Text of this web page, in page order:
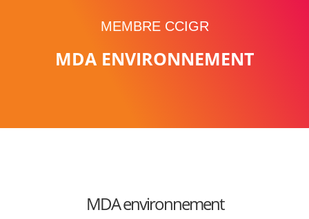
MEMBRE CCIGR
MDA ENVIRONNEMENT
MDA environnement